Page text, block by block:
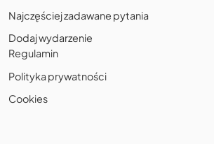
Najczęściej zadawane pytania
Dodaj wydarzenie
Regulamin
Polityka prywatności
Cookies